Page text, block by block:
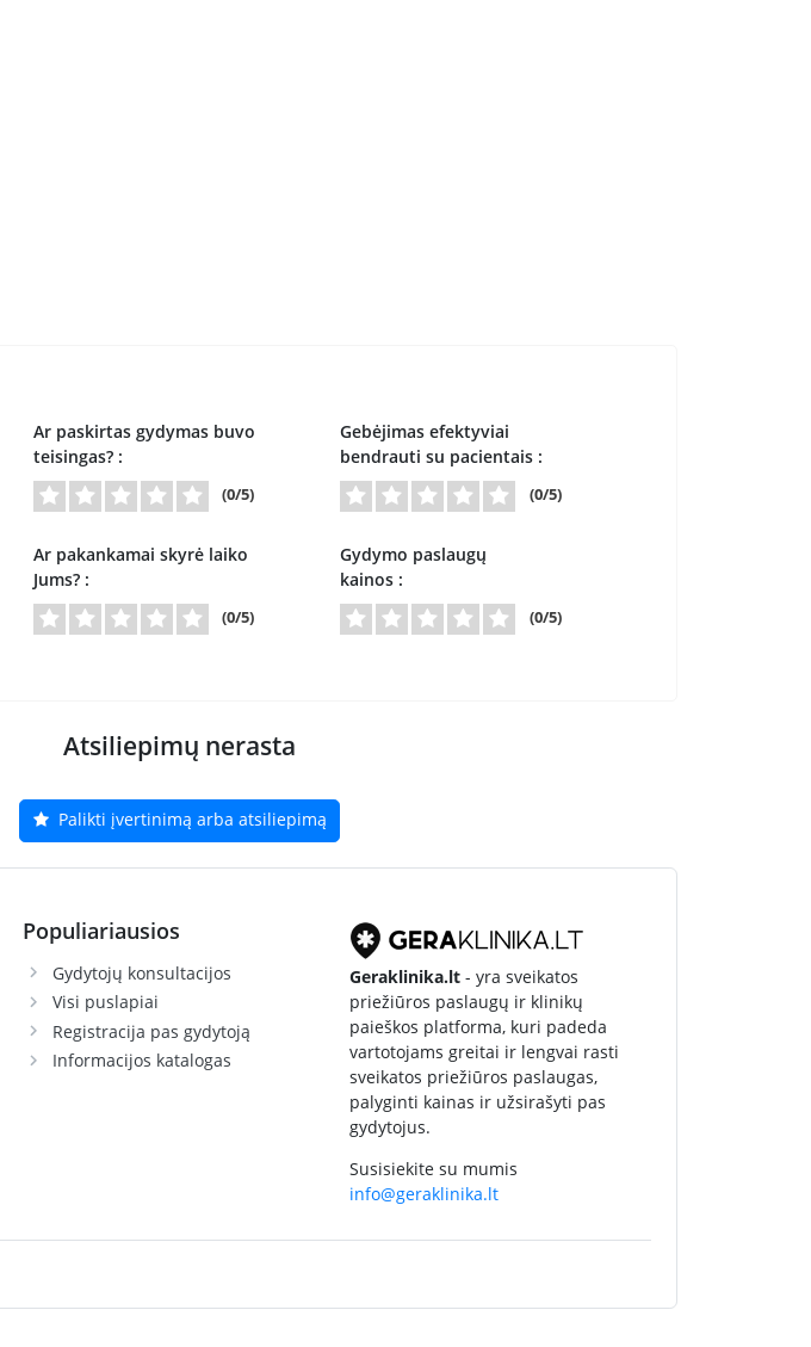
Ar paskirtas gydymas buvo
teisingas? :
(0/5)
Gebėjimas efektyviai
bendrauti su pacientais :
(0/5)
Ar pakankamai skyrė laiko
Jums? :
(0/5)
Gydymo paslaugų
kainos :
(0/5)
Atsiliepimų nerasta
Palikti įvertinimą arba atsiliepimą
Populiariausios
Gydytojų konsultacijos
Visi puslapiai
Registracija pas gydytoją
Informacijos katalogas
Geraklinika.lt- yra sveikatos
priežiūros paslaugų ir klinikų
paieškos platforma, kuri padeda
vartotojams greitai ir lengvai rasti
sveikatos priežiūros paslaugas,
palyginti kainas ir užsirašyti pas
gydytojus.
Susisiekite su mumis
info@geraklinika.lt